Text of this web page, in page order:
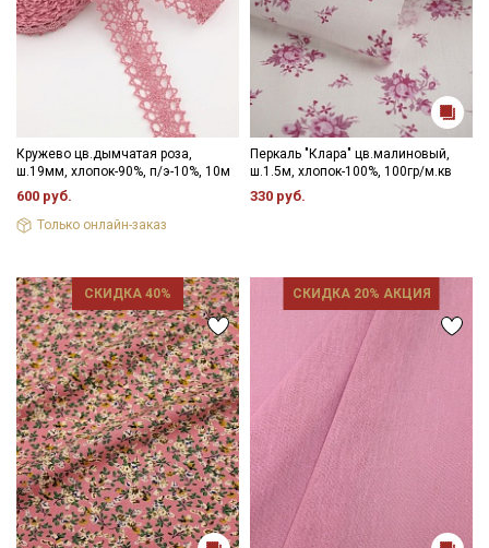
Кружево цв.дымчатая роза,
ш.19мм, хлопок-90%, п/э-10%, 10м
600 руб.
Только онлайн-заказ
Перкаль "Клара" цв.малиновый,
ш.1.5м, хлопок-100%, 100гр/м.кв
330 руб.
СКИДКА 40% СКИДКА 20% АКЦИЯ